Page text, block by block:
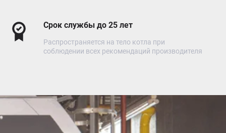
Срок службы до 25 лет
Распространяется на тело котла при
соблюдении всех рекомендаций производителя